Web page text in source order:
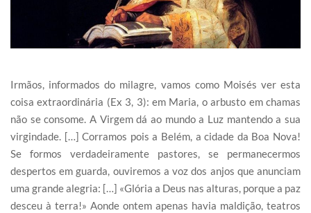
Irmãos, informados do milagre, vamos como Moisés ver esta
coisa extraordinária (Ex 3, 3): em Maria, o arbusto em chamas
não se consome. A Virgem dá ao mundo a Luz mantendo a sua
virgindade. […] Corramos pois a Belém, a cidade da Boa Nova!
Se formos verdadeiramente pastores, se permanecermos
despertos em guarda, ouviremos a voz dos anjos que anunciam
uma grande alegria: […] «Glória a Deus nas alturas, porque a paz
desceu à terra!» Aonde ontem apenas havia maldição, teatros